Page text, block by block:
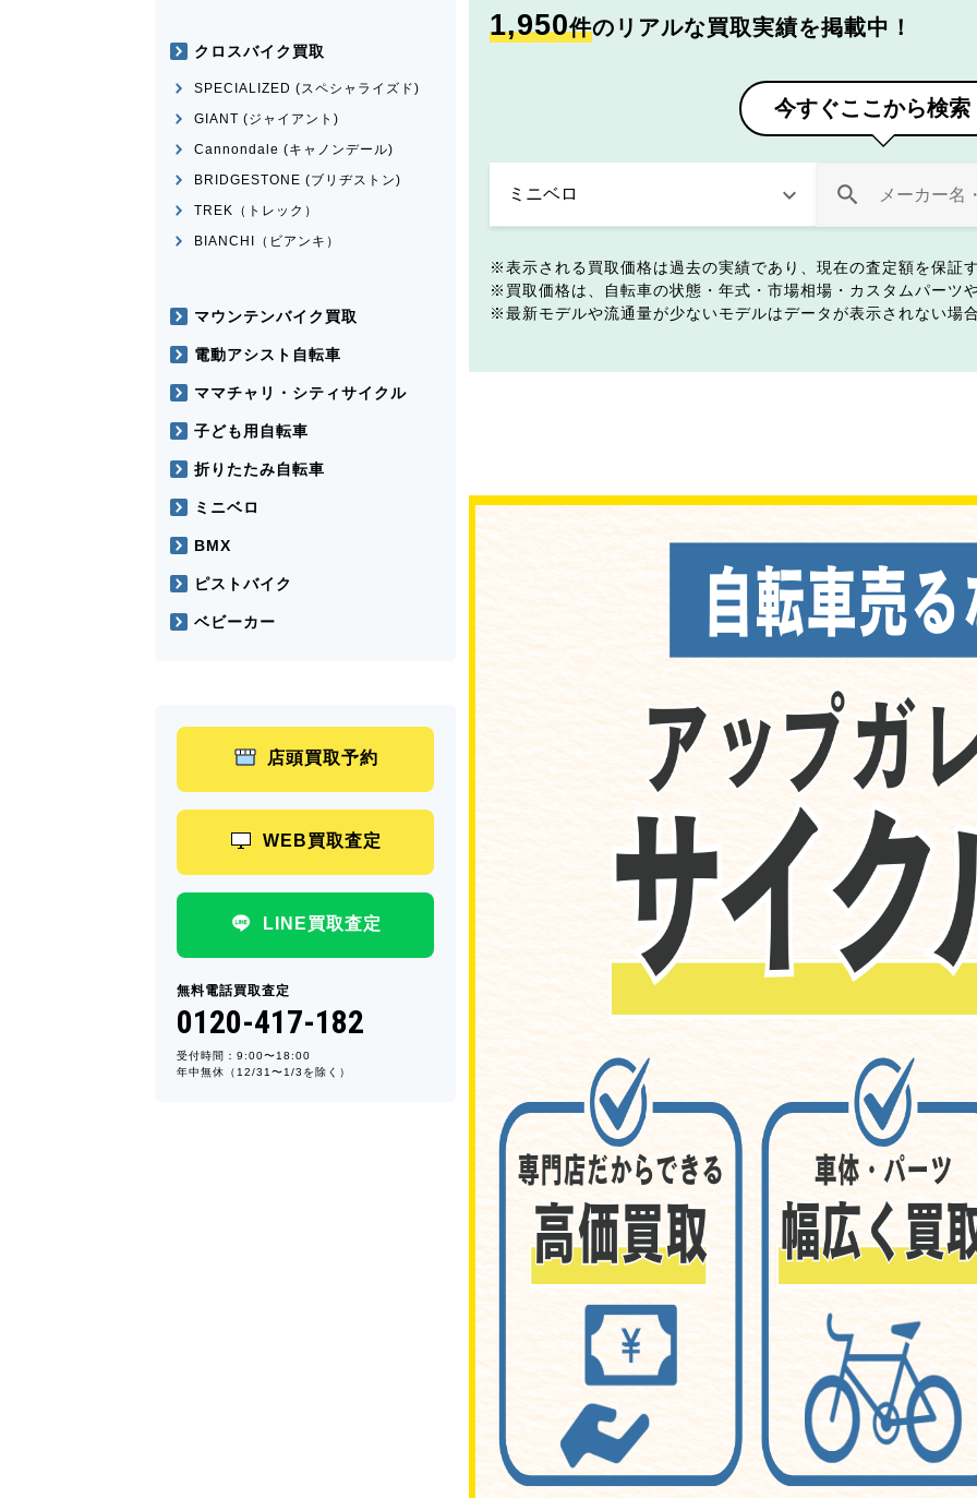
1,950件のリアルな買取実績を掲載中！
今すぐここから検索
表示される買取価格は過去の実績であり、現在の査定額を保証
買取価格は、自転車の状態・年式・市場相場・カスタムパーツ
最新モデルや流通量が少ないモデルはデータが表示されない場
クロスバイク買取
SPECIALIZED (スペシャライズド)
GIANT (ジャイアント)
Cannondale (キャノンデール)
BRIDGESTONE (ブリヂストン)
TREK（トレック）
BIANCHI（ビアンキ）
マウンテンバイク買取
電動アシスト自転車
ママチャリ・シティサイクル
子ども用自転車
折りたたみ自転車
ミニベロ
BMX
ピストバイク
ベビーカー
店頭買取予約
WEB買取査定
LINE買取査定
無料電話買取査定
0120-417-182
受付時間：9:00〜18:00
年中無休（12/31〜1/3を除く）